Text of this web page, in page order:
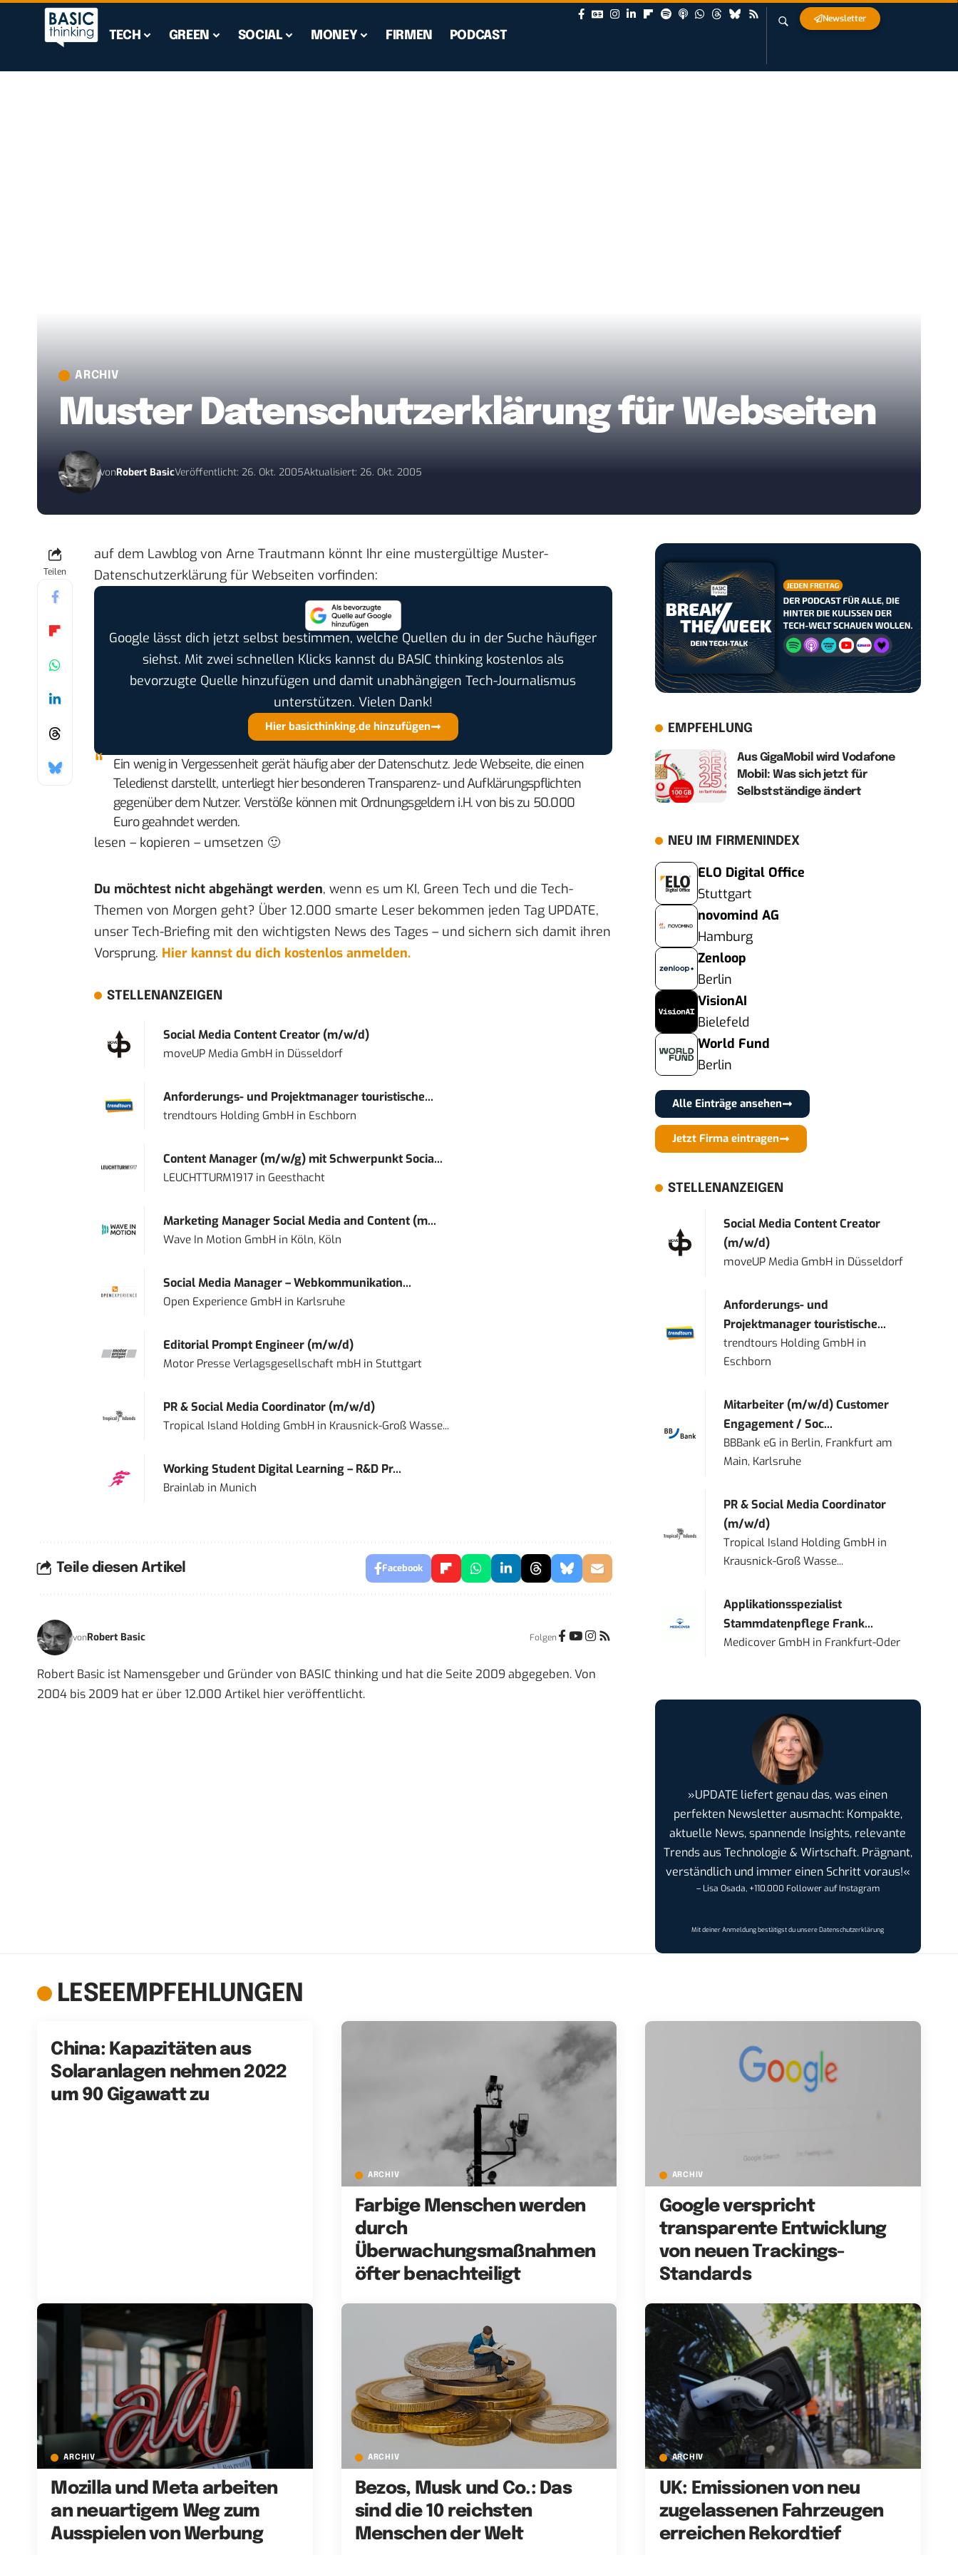
TECH GREEN SOCIAL MONEY FIRMEN PODCAST
Newsletter
ARCHIV
Muster Datenschutzerklärung für Webseiten
vonRobert BasicVeröffentlicht: 26. Okt. 2005Aktualisiert: 26. Okt. 2005
Teilen
auf dem Lawblog von Arne Trautmann könnt Ihr eine mustergültige Muster-
Datenschutzerklärung für Webseiten vorfinden:
Google lässt dich jetzt selbst bestimmen, welche Quellen du in der Suche häufiger
siehst. Mit zwei schnellen Klicks kannst du BASIC thinking kostenlos als
bevorzugte Quelle hinzufügen und damit unabhängigen Tech-Journalismus
unterstützen. Vielen Dank!
Hier basicthinking.de hinzufügen
Ein wenig in Vergessenheit gerät häufig aber der Datenschutz. Jede Webseite, die einen
Teledienst darstellt, unterliegt hier besonderen Transparenz- und Aufklärungspflichten
gegenüber dem Nutzer. Verstöße können mit Ordnungsgeldern i.H. von bis zu 50.000
Euro geahndet werden.
lesen – kopieren – umsetzen 🙂
Du möchtest nicht abgehängt werden, wenn es um KI, Green Tech und die Tech-
Themen von Morgen geht? Über 12.000 smarte Leser bekommen jeden Tag UPDATE,
unser Tech-Briefing mit den wichtigsten News des Tages – und sichern sich damit ihren
Vorsprung. Hier kannst du dich kostenlos anmelden.
STELLENANZEIGEN
Social Media Content Creator (m/w/d)
moveUP Media GmbHin Düsseldorf
Anforderungs- und Projektmanager touristische...
trendtours Holding GmbHin Eschborn
Content Manager (m/w/g) mit Schwerpunkt Socia...
LEUCHTTURM1917in Geesthacht
Marketing Manager Social Media and Content (m...
Wave In Motion GmbHin Köln, Köln
Social Media Manager – Webkommunikation...
Open Experience GmbHin Karlsruhe
Editorial Prompt Engineer (m/w/d)
Motor Presse Verlagsgesellschaft mbHin Stuttgart
PR & Social Media Coordinator (m/w/d)
Tropical Island Holding GmbHin Krausnick-Groß Wasse...
Working Student Digital Learning – R&D Pr...
Brainlab in Munich
Teile diesen Artikel Facebook
vonRobert Basic Folgen
Robert Basic ist Namensgeber und Gründer von BASIC thinking und hat die Seite 2009 abgegeben. Von
2004 bis 2009 hat er über 12.000 Artikel hier veröffentlicht.
EMPFEHLUNG
Aus GigaMobil wird Vodafone
Mobil: Was sich jetzt für
Selbstständige ändert
NEU IM FIRMENINDEX
ELO Digital Office
Stuttgart
novomind AG
Hamburg
Zenloop
Berlin
VisionAI
Bielefeld
World Fund
Berlin
Alle Einträge ansehen
Jetzt Firma eintragen
STELLENANZEIGEN
Social Media Content Creator
(m/w/d)
moveUP Media GmbH in Düsseldorf
Anforderungs- und
Projektmanager touristische...
trendtours Holding GmbH in
Eschborn
Mitarbeiter (m/w/d) Customer
Engagement / Soc...
BBBank eG in Berlin, Frankfurt am
Main, Karlsruhe
PR & Social Media Coordinator
(m/w/d)
Tropical Island Holding GmbH in
Krausnick-Groß Wasse...
Applikationsspezialist
Stammdatenpflege Frank...
Medicover GmbH in Frankfurt-Oder
»UPDATE liefert genau das, was einen
perfekten Newsletter ausmacht: Kompakte,
aktuelle News, spannende Insights, relevante
Trends aus Technologie & Wirtschaft. Prägnant,
verständlich und immer einen Schritt voraus!«
– Lisa Osada, +110.000 Follower auf Instagram
Mit deiner Anmeldung bestätigst du unsereDatenschutzerklärung
LESEEMPFEHLUNGEN
China: Kapazitäten aus
Solaranlagen nehmen 2022
um 90 Gigawatt zu
ARCHIV
Farbige Menschen werden
durch
Überwachungsmaßnahmen
öfter benachteiligt
ARCHIV
Google verspricht
transparente Entwicklung
von neuen Trackings-
Standards
ARCHIV
Mozilla und Meta arbeiten
an neuartigem Weg zum
Ausspielen von Werbung
ARCHIV
Bezos, Musk und Co.: Das
sind die 10 reichsten
Menschen der Welt
ARCHIV
UK: Emissionen von neu
zugelassenen Fahrzeugen
erreichen Rekordtief